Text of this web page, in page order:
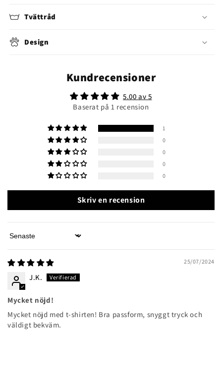
Tvättråd
Design
Kundrecensioner
5.00 av 5
Baserat på 1 recension
1
0
0
0
0
Skriv en recension
Sort by
25/07/2024
J.K.
Mycket nöjd!
Mycket nöjd med t-shirten! Bra passform, snyggt tryck och
väldigt bekväm.